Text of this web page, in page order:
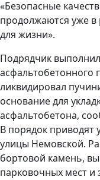
«Безопасные
продолжаются уже в
для жизни».
Подрядчик
асфальтобетонного
ликвидировал
основание для
асфальтобетона,
В порядок приводят
улицы Немовской.
бортовой камень,
парковочных мест и